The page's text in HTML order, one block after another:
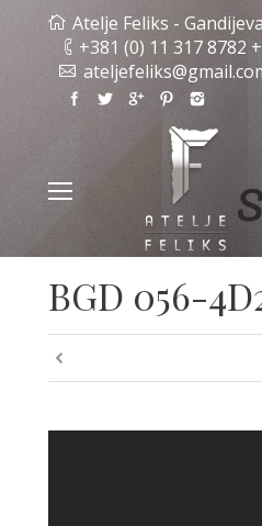
Atelje Feliks -
+381 (0) 11 317 8782
BGD 056-